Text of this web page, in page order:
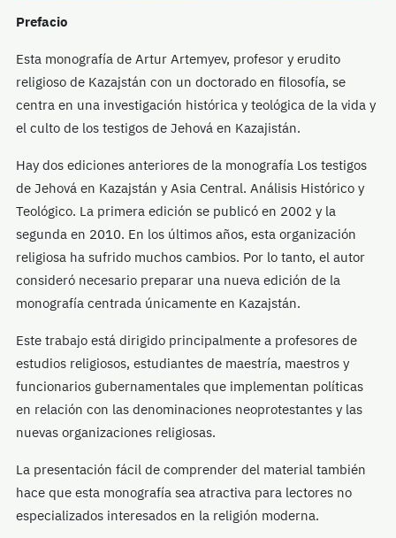
Prefacio
Esta monografía de Artur Artemyev, profesor y erudito
religioso de Kazajstán con un doctorado en filosofía, se
centra en una investigación histórica y teológica de la vida y
el culto de los testigos de Jehová en Kazajistán.
Hay dos ediciones anteriores de la monografía Los testigos
de Jehová en Kazajstán y Asia Central. Análisis Histórico y
Teológico. La primera edición se publicó en 2002 y la
segunda en 2010. En los últimos años, esta organización
religiosa ha sufrido muchos cambios. Por lo tanto, el autor
consideró necesario preparar una nueva edición de la
monografía centrada únicamente en Kazajstán.
Este trabajo está dirigido principalmente a profesores de
estudios religiosos, estudiantes de maestría, maestros y
funcionarios gubernamentales que implementan políticas
en relación con las denominaciones neoprotestantes y las
nuevas organizaciones religiosas.
La presentación fácil de comprender del material también
hace que esta monografía sea atractiva para lectores no
especializados interesados en la religión moderna.